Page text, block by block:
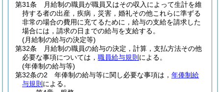
第31条
月給制の職員が職員又はその収入によって生計を維
持する者の出産，疾病，災害，婚礼その他これらに準ずる
非常の場合の費用に充てるために，給与の支給を請求した
場合には，請求の日までの給与を支給する。
(月給制の給与の決定等)
第32条
月給制の職員の給与の決定，計算，支払方法その他
必要な事項については， 職員給与規則 による。
(年俸制の給与等)
第32条の2
年俸制の給与等に関し必要な事項は， 年俸制給
与規則 による。